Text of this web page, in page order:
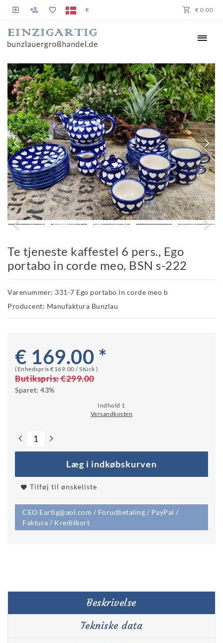
€ € 0.00
Te tjeneste kaffestel 6 pers., Ego
portabo in corde meo, BSN s-222
Varenummer: 331-7 Ego portabo in corde meo b
Producent: Manufaktura Bunzlau
€ 169.00 *
(Enhedspris €169.00 / Stück )
Butikspris:€299.00
Sparet: 43%
Indhold 1
Versandkosten
Læg i indkøbskurven
Tilføj til ønskeliste
CEO Eartig@aol.com / Forudbetaling / PayPal /
Faktura / Kreditkort
Beskrivelse
Tekniske data